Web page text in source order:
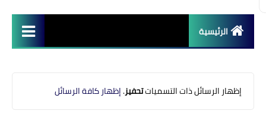
الرئيسية
قضايا تربوية
‏إظهار الرسائل ذات التسمياتتحفيز.إظهار كافة الرسائل